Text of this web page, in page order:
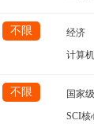
不限 经济
计算机
不限 国家级
SCI核